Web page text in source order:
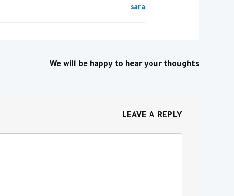
sara
We will be happy to hear your thoughts
LEAVE A REPLY